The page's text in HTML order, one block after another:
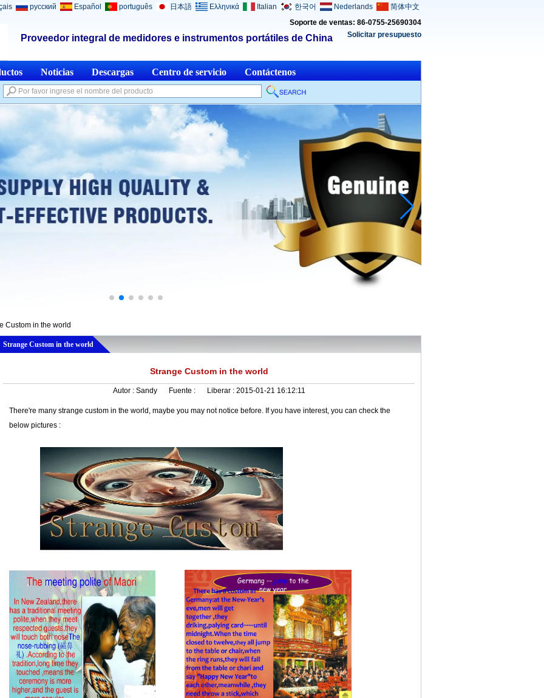
Proveedor integral de medidores e instrumentos portátiles de China
Soporte de ventas: 86-0755-25690304
Solicitar presupuesto
русский Español português 日本語 Ελληνικά Italian 한국어 Nederlands 简体中文
Noticias Descargas Centro de servicio Contáctenos
Custom in the world
Strange Custom in the world
Strange Custom in the world
Autor : Sandy Fuente : Liberar : 2015-01-21 16:12:11
There're many strange custom in the world, maybe you may not notice before. If you have interest, you can check the
below pictures :